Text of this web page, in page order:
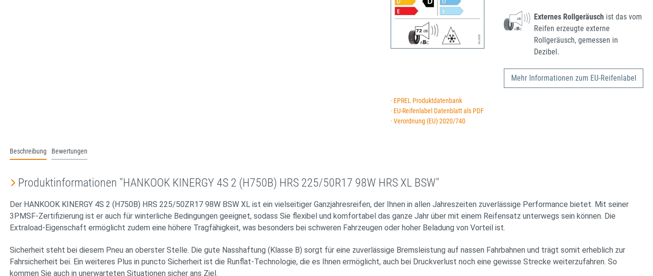
Externes Rollgeräusch ist das vom
Reifen erzeugte externe
Rollgeräusch, gemessen in
Dezibel.
Mehr Informationen zum EU-Reifenlabel
· EPREL Produktdatenbank
· EU-Reifenlabel Datenblatt als PDF
· Verordnung (EU) 2020/740
Beschreibung Bewertungen
Produktinformationen "HANKOOK KINERGY 4S 2 (H750B) HRS 225/50R17 98W HRS XL BSW"
Der HANKOOK KINERGY 4S 2 (H750B) HRS 225/50ZR17 98W BSW XL ist ein vielseitiger Ganzjahresreifen, der Ihnen in allen Jahreszeiten zuverlässige Performance bietet. Mit seiner
3PMSF-Zertifizierung ist er auch für winterliche Bedingungen geeignet, sodass Sie flexibel und komfortabel das ganze Jahr über mit einem Reifensatz unterwegs sein können. Die
Extraload-Eigenschaft ermöglicht zudem eine höhere Tragfähigkeit, was besonders bei schweren Fahrzeugen oder hoher Beladung von Vorteil ist.
Sicherheit steht bei diesem Pneu an oberster Stelle. Die gute Nasshaftung (Klasse B) sorgt für eine zuverlässige Bremsleistung auf nassen Fahrbahnen und trägt somit erheblich zur
Fahrsicherheit bei. Ein weiteres Plus in puncto Sicherheit ist die Runflat-Technologie, die es Ihnen ermöglicht, auch bei Druckverlust noch eine gewisse Strecke weiterzufahren. So
kommen Sie auch in unerwarteten Situationen sicher ans Ziel.